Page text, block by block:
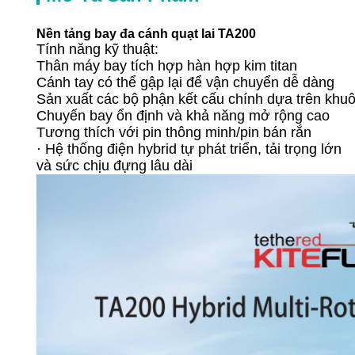
Nền tảng bay đa cánh quạt lai TA200
Tính năng kỹ thuật:
Thân máy bay tích hợp hàn hợp kim titan
Cánh tay có thể gập lại để vận chuyển dễ dàng
Sản xuất các bộ phận kết cấu chính dựa trên
Chuyến bay ổn định và khả năng mở rộng cao
Tương thích với pin thông minh/pin bán rắn
· Hệ thống điện hybrid tự phát triển, tải trọng lớn
và sức chịu đựng lâu dài